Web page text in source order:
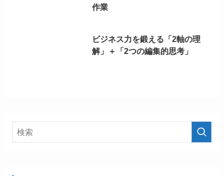
作業
ビジネス力を鍛える「2軸の理
解」＋「2つの編集的思考」